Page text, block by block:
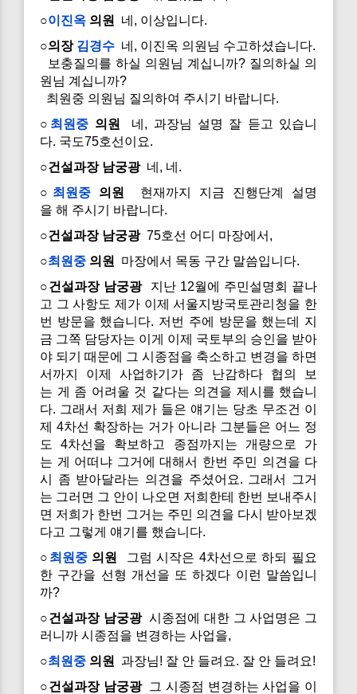
○이진옥 의원
네, 이상입니다.
○의장 김경수 네, 이진옥 의원님 수고하셨습니다.
보충질의를 하실 의원님 계십니까? 질의하실 의
원님 계십니까?
최원중 의원님 질의하여 주시기 바랍니다.
○ 최원중 의원
네, 과장님 설명 잘 듣고 있습니
다. 국도75호선이요.
○건설과장 남궁광네, 네.
○ 최원중 의원
현재까지 지금 진행단계 설명
을 해 주시기 바랍니다.
○건설과장 남궁광75호선 어디 마장에서,
○최원중 의원
마장에서 목동 구간 말씀입니다.
○건설과장 남궁광지난 12월에 주민설명회 끝나
고 그 사항도 제가 이제 서울지방국토관리청을 한
번 방문을 했습니다. 저번 주에 방문을 했는데 지
금 그쪽 담당자는 이게 이제 국토부의 승인을 받아
야 되기 때문에 그 시종점을 축소하고 변경을 하면
서까지 이제 사업하기가 좀 난감하다 협의 보
는 게 좀 어려울 것 같다는 의견을 제시를 했습니
다. 그래서 저희 제가 들은 얘기는 당초 무조건 이
제 4차선 확장하는 거가 아니라 그분들은 어느 정
도 4차선을 확보하고 종점까지는 개량으로 가
는 게 어떠냐 그거에 대해서 한번 주민 의견을 다
시 좀 받아달라는 의견을 주셨어요. 그래서 그거
는 그러면 그 안이 나오면 저희한테 한번 보내주시
면 저희가 한번 그거는 주민 의견을 다시 받아보겠
다고 그렇게 얘기를 했습니다.
○ 최원중의원
그럼 시작은 4차선으로 하되 필요
한 구간을 선형 개선을 또 하겠다 이런 말씀입니
까?
○건설과장 남궁광시종점에 대한 그 사업명은 그
러니까 시종점을 변경하는 사업을,
○최원중 의원
과장님! 잘 안 들려요. 잘 안 들려요!
○건설과장 남궁광그 시종점 변경하는 사업을 이